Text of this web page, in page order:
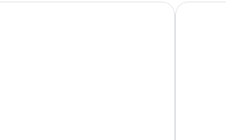
Papa